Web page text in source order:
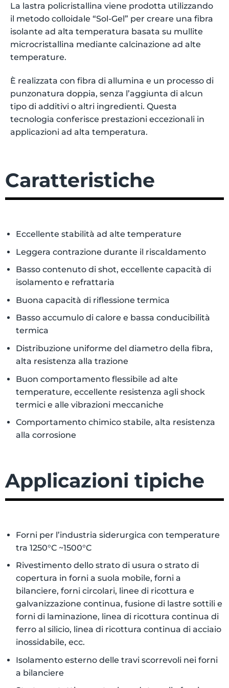
La lastra policristallina viene prodotta utilizzando
il metodo colloidale “Sol-Gel” per creare una fibra
isolante ad alta temperatura basata su mullite
microcristallina mediante calcinazione ad alte
temperature.
È realizzata con fibra di allumina e un processo di
punzonatura doppia, senza l’aggiunta di alcun
tipo di additivi o altri ingredienti. Questa
tecnologia conferisce prestazioni eccezionali in
applicazioni ad alta temperatura.
Caratteristiche
Eccellente stabilità ad alte temperature
Leggera contrazione durante il riscaldamento
Basso contenuto di shot, eccellente capacità di
isolamento e refrattaria
Buona capacità di riflessione termica
Basso accumulo di calore e bassa conducibilità
termica
Distribuzione uniforme del diametro della fibra,
alta resistenza alla trazione
Buon comportamento flessibile ad alte
temperature, eccellente resistenza agli shock
termici e alle vibrazioni meccaniche
Comportamento chimico stabile, alta resistenza
alla corrosione
Applicazioni tipiche
Forni per l’industria siderurgica con temperature
tra 1250°C ~1500°C
Rivestimento dello strato di usura o strato di
copertura in forni a suola mobile, forni a
bilanciere, forni circolari, linee di ricottura e
galvanizzazione continua, fusione di lastre sottili e
forni di laminazione, linea di ricottura continua di
ferro al silicio, linea di ricottura continua di acciaio
inossidabile, ecc.
Isolamento esterno delle travi scorrevoli nei forni
a bilanciere